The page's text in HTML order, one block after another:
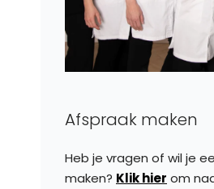
Afspraak maken
Heb je vragen of wil je
maken? Klik hier om